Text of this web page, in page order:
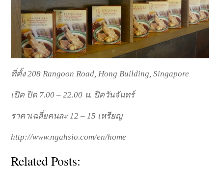
ที่ตั้ง208 Rangoon Road, Hong Building, Singapore
เปิด ปิด 7.00 – 22.00 น. ปิดวันจันทร์
ราคาเฉลี่ยคนละ12 – 15 เหรียญ
http://www.ngahsio.com/en/home
Related Posts: